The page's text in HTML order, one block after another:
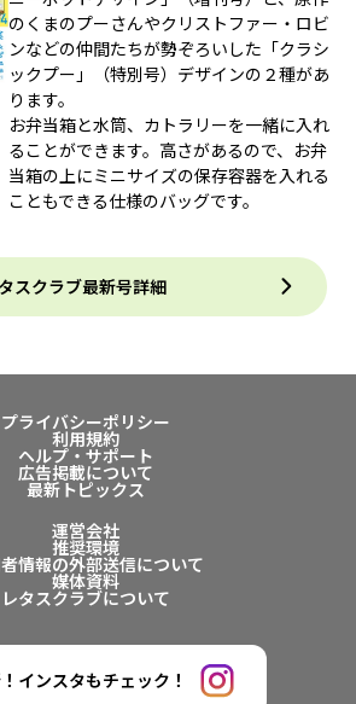
のくまのプーさんやクリストファー・ロビ
ンなどの仲間たちが勢ぞろいした「クラシ
ックプー」（特別号）デザインの２種があ
ります。
お弁当箱と水筒、カトラリーを一緒に入れ
ることができます。高さがあるので、お弁
当箱の上にミニサイズの保存容器を入れる
こともできる仕様のバッグです。
スクラブ最新号詳細
プライバシーポリシー
利用規約
ヘルプ・サポート
広告掲載について
最新トピックス
運営会社
推奨環境
情報の外部送信について
媒体資料
レタスクラブについて
インスタもチェック！